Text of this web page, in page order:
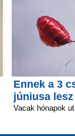
Ennek a 3
júniusa lesz
Vacak hónapok